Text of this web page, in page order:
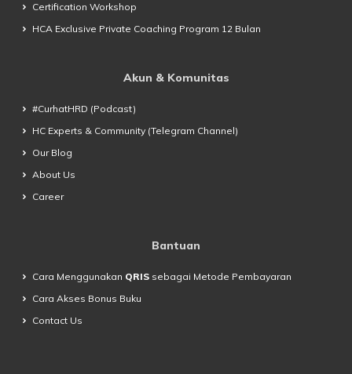
Certification Workshop
HCA Exclusive Private Coaching Program 12 Bulan
Akun & Komunitas
#CurhatHRD (Podcast)
HC Experts & Community (Telegram Channel)
Our Blog
About Us
Career
Bantuan
Cara Menggunakan QRIS sebagai Metode Pembayaran
Cara Akses Bonus Buku
Contact Us